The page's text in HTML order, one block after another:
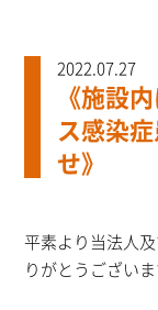
《施設
ス感染
せ》
2022.07.27
平素より当法人
りがとうございま